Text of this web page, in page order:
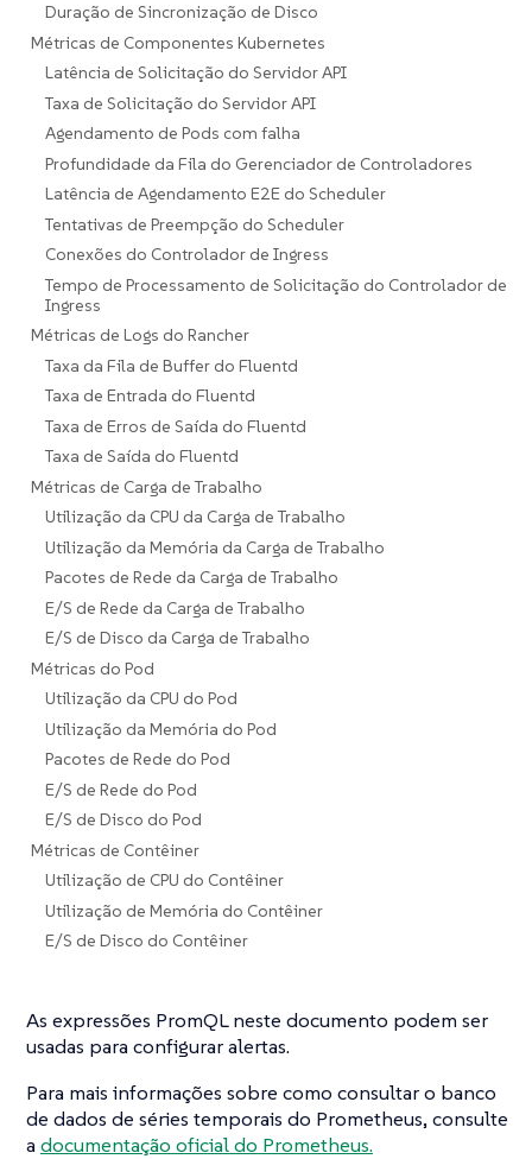
Duração de Sincronização de Disco
Métricas de Componentes Kubernetes
Latência de Solicitação do Servidor API
Taxa de Solicitação do Servidor API
Agendamento de Pods com falha
Profundidade da Fila do Gerenciador de Controladores
Latência de Agendamento E2E do Scheduler
Tentativas de Preempção do Scheduler
Conexões do Controlador de Ingress
Tempo de Processamento de Solicitação do Controlador de
Ingress
Métricas de Logs do Rancher
Taxa da Fila de Buffer do Fluentd
Taxa de Entrada do Fluentd
Taxa de Erros de Saída do Fluentd
Taxa de Saída do Fluentd
Métricas de Carga de Trabalho
Utilização da CPU da Carga de Trabalho
Utilização da Memória da Carga de Trabalho
Pacotes de Rede da Carga de Trabalho
E/S de Rede da Carga de Trabalho
E/S de Disco da Carga de Trabalho
Métricas do Pod
Utilização da CPU do Pod
Utilização da Memória do Pod
Pacotes de Rede do Pod
E/S de Rede do Pod
E/S de Disco do Pod
Métricas de Contêiner
Utilização de CPU do Contêiner
Utilização de Memória do Contêiner
E/S de Disco do Contêiner
As expressões PromQL neste documento podem ser
usadas para configurar alertas.
Para mais informações sobre como consultar o banco
de dados de séries temporais do Prometheus, consulte
a documentação oficial do Prometheus.